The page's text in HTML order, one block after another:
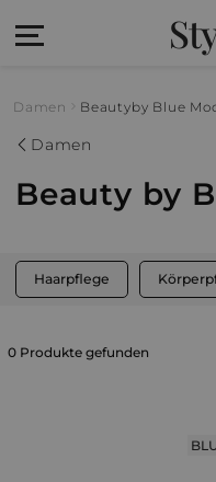
Damen Beautyby Blue
Damen
Beauty by
Haarpflege
0 Produkte gefunden